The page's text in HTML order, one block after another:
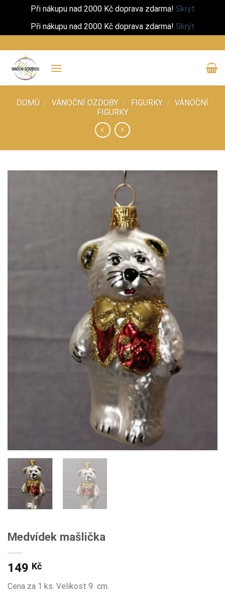
Při nákupu nad 2000 Kč doprava zdarma! Skrýt
Při nákupu nad 2000 Kč doprava zdarma! Skrýt
na
obsah
DOMŮ / VÁNOČNÍ OZDOBY / FIGURKY / VÁNOČNÍ
FIGURKY
Medvídek mašlička
149 Kč
Cena za 1 ks. Velikost 9 cm.